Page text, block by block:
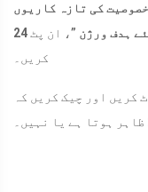
خصوصیت کی تازہ کاریوں
ہدف ورژن ”، ان پٹ
کریں۔
کریں اور چیک کریں کہ